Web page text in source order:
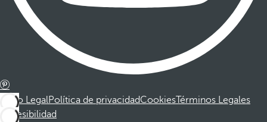
Aviso LegalPolítica de privacidadCookiesTérminos Legales
Accesibilidad